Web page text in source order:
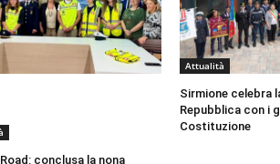
conclusa la nona
Attualità
Sirmione celebra
Repubblica con i
Costituzione